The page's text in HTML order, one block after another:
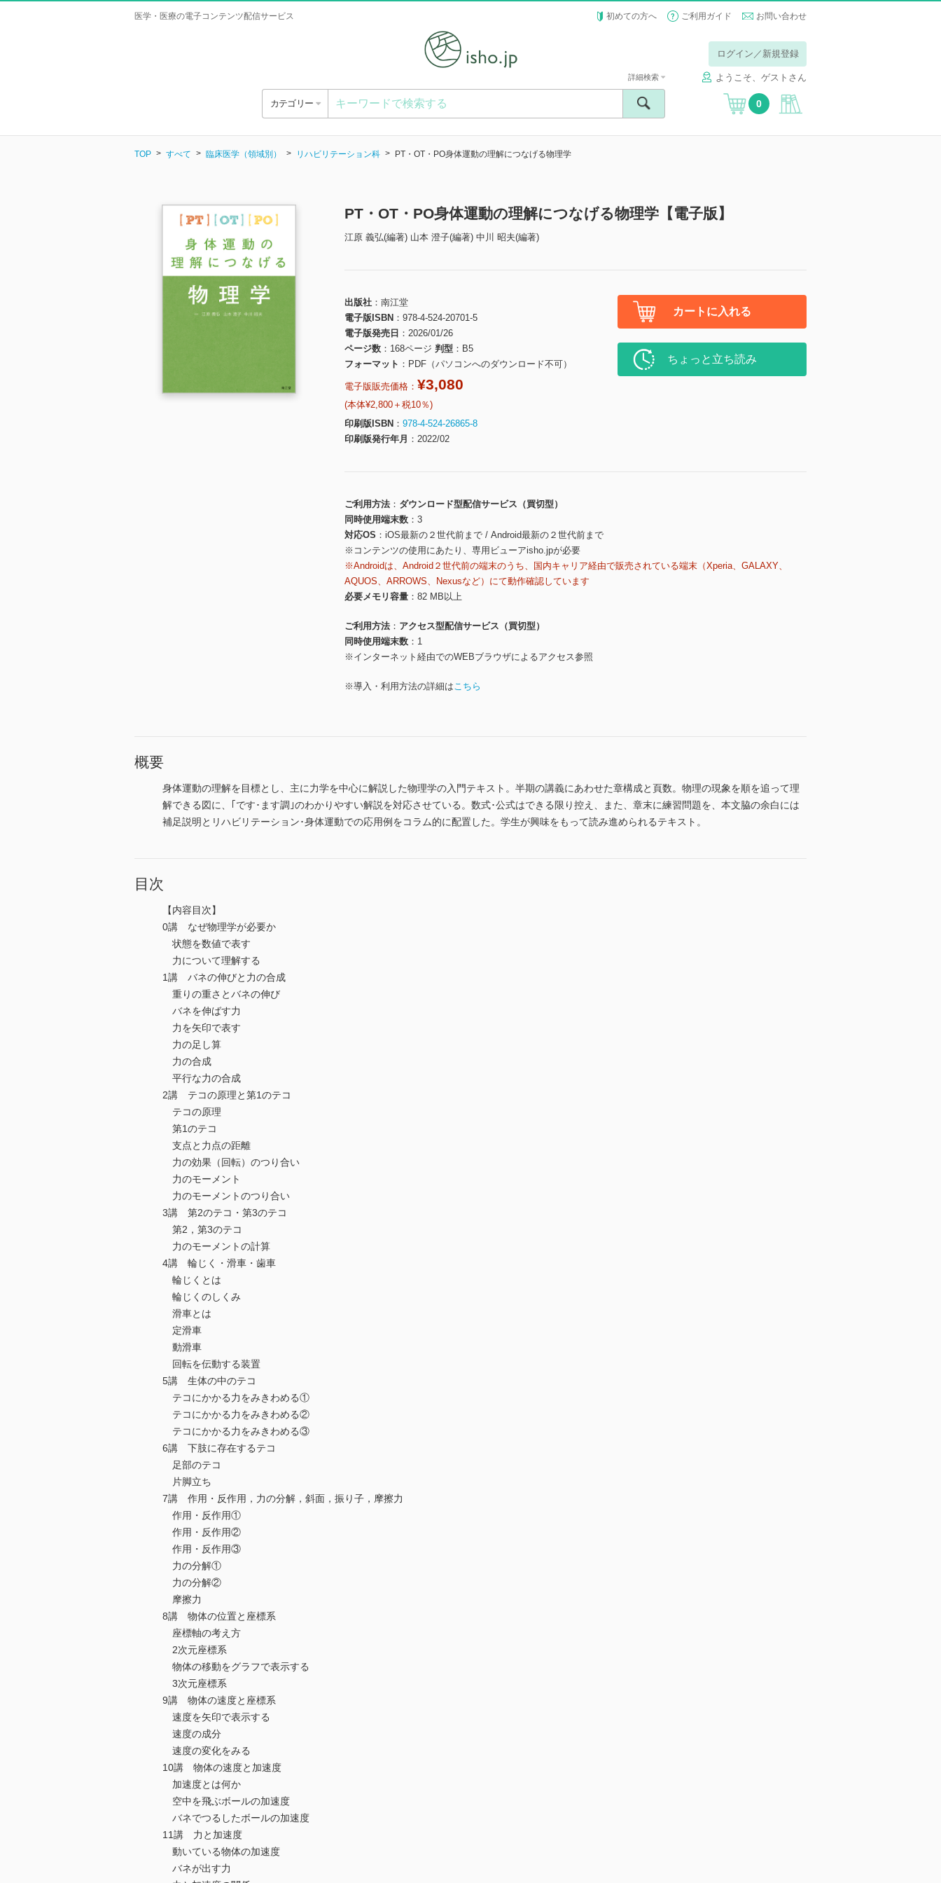
医学・医療の電子コンテンツ配信サービス 初めての方へ ご利用ガイド お問い合わせ
ログイン／新規登録
ようこそ、ゲストさん
カテゴリー
詳細検索
0
TOP すべて 臨床医学（領域別） リハビリテーション科 PT・OT・PO身体運動の理解につなげる物理学
PT・OT・PO身体運動の理解につなげる物理学【電子版】
江原 義弘(編著) 山本 澄子(編著) 中川 昭夫(編著)
出版社
南江堂
電子版ISBN
978-4-524-20701-5
電子版発売日
2026/01/26
ページ数
168ページ 判型
B5
フォーマット
PDF（パソコンへのダウンロード不可）
電子版販売価格： ¥3,080
(本体¥2,800＋税10％)
印刷版ISBN
978-4-524-26865-8
印刷版発行年月
2022/02
カートに入れる
ちょっと立ち読み
ご利用方法
ダウンロード型配信サービス（買切型）
同時使用端末数
3
対応OS
iOS最新の２世代前まで / Android最新の２世代前まで
※コンテンツの使用にあたり、専用ビューアisho.jpが必要
※Androidは、Android２世代前の端末のうち、国内キャリア経由で販売されている端末（Xperia、GALAXY、
AQUOS、ARROWS、Nexusなど）にて動作確認しています
必要メモリ容量
82 MB以上
ご利用方法
アクセス型配信サービス（買切型）
同時使用端末数
1
※インターネット経由でのWEBブラウザによるアクセス参照
※導入・利用方法の詳細はこちら
概要
身体運動の理解を目標とし、主に力学を中心に解説した物理学の入門テキスト。半期の講義にあわせた章構成と頁数。物理の現象を順を追って理
解できる図に、｢です･ます調｣のわかりやすい解説を対応させている。数式･公式はできる限り控え、また、章末に練習問題を、本文脇の余白には
補足説明とリハビリテーション･身体運動での応用例をコラム的に配置した。学生が興味をもって読み進められるテキスト。
目次
【内容目次】
0講 なぜ物理学が必要か
状態を数値で表す
力について理解する
1講 バネの伸びと力の合成
重りの重さとバネの伸び
バネを伸ばす力
力を矢印で表す
力の足し算
力の合成
平行な力の合成
2講 テコの原理と第1のテコ
テコの原理
第1のテコ
支点と力点の距離
力の効果（回転）のつり合い
力のモーメント
力のモーメントのつり合い
3講 第2のテコ・第3のテコ
第2，第3のテコ
力のモーメントの計算
4講 輪じく・滑車・歯車
輪じくとは
輪じくのしくみ
滑車とは
定滑車
動滑車
回転を伝動する装置
5講 生体の中のテコ
テコにかかる力をみきわめる①
テコにかかる力をみきわめる②
テコにかかる力をみきわめる③
6講 下肢に存在するテコ
足部のテコ
片脚立ち
7講 作用・反作用，力の分解，斜面，振り子，摩擦力
作用・反作用①
作用・反作用②
作用・反作用③
力の分解①
力の分解②
摩擦力
8講 物体の位置と座標系
座標軸の考え方
2次元座標系
物体の移動をグラフで表示する
3次元座標系
9講 物体の速度と座標系
速度を矢印で表示する
速度の成分
速度の変化をみる
10講 物体の速度と加速度
加速度とは何か
空中を飛ぶボールの加速度
バネでつるしたボールの加速度
11講 力と加速度
動いている物体の加速度
バネが出す力